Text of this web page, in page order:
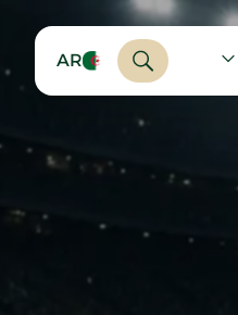
AR